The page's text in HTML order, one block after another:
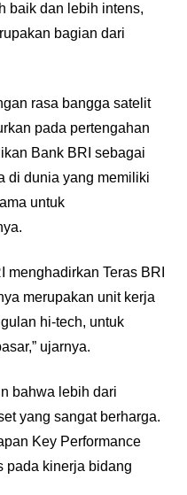
baik dan lebih intens,
bagian dari
rasa bangga satelit
pada pertengahan
Bank BRI sebagai
di dunia yang memiliki
untuk
menghadirkan Teras BRI
merupakan unit kerja
hi-tech, untuk
ujarnya.
bahwa lebih dari
yang sangat berharga.
Key Performance
pada kinerja bidang